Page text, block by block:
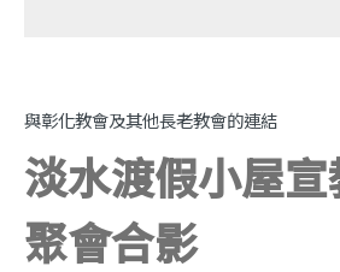
與彰化教會及其他長老教會的連結
淡水渡假小屋
聚會合影